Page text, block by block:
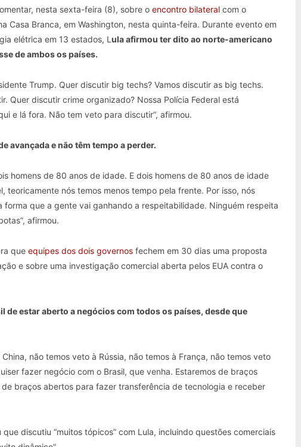
nesta sexta-feira (8), sobre o encontro bilateral com o
Casa Branca, em Washington, nesta quinta-feira. Durante evento em
elétrica em 13 estados, L ula afirmou ter dito ao norte-americano
de ambos os países.
Trump. Quer discutir big techs? Vamos discutir as big techs.
Quer discutir crime organizado? Nossa Polícia Federal está
e lá fora. Não tem veto para discutir”, afirmou.
avançada e não têm tempo a perder.
homens de 80 anos de idade. E dois homens de 80 anos de idade
teoricamente nós temos menos tempo pela frente. Por isso, nós
forma que a gente vai ganhando a respeitabilidade. Ninguém respeita
afirmou.
que equipes dos dois governos fechem em 30 dias uma proposta
e sobre uma investigação comercial aberta pelos EUA contra o
de estar aberto a negócios com todos os países, desde que
não temos veto à Rússia, não temos à França, não temos veto
fazer negócio com o Brasil, que venha. Estaremos de braços
braços abertos para fazer transferência de tecnologia e receber
que discutiu “muitos tópicos” com Lula, incluindo questões comerciais